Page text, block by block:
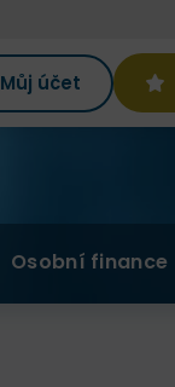
Můj účet
Osobní finance